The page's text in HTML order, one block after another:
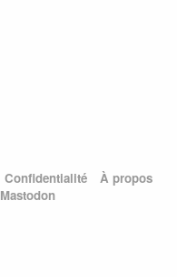
Confidentialité
À propos
Mastodon